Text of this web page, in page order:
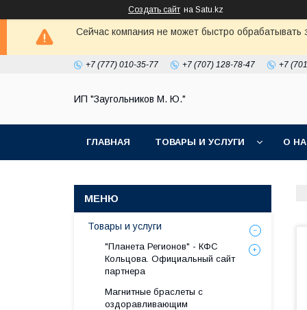
Создать сайт на Satu.kz
Сейчас компания не может быстро
+7 (777) 010-35-77 +7 (707) 128-78-47 +7
ИП "Заугольников М. Ю."
ГЛАВНАЯ ТОВАРЫ И УСЛУГИ О
Товары и услуги
"Планета Регионов" - КФС
Кольцова. Официальный сайт
партнера
Магнитные браслеты с
оздоравливающим